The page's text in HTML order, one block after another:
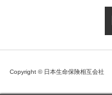
Copyright © 日本生命保険相互会社